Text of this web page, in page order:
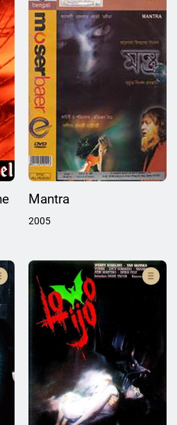
Mantra
2005